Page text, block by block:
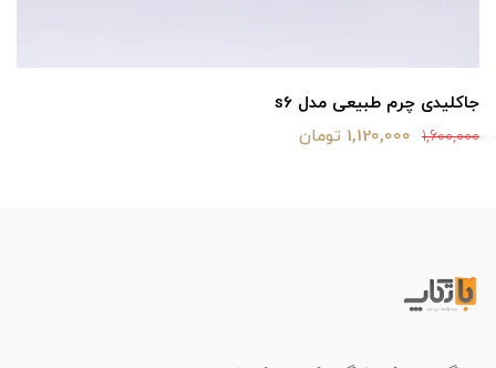
جاکلیدی چرم طبیعی مدل s6
1,600,000 1,120,000 تومان